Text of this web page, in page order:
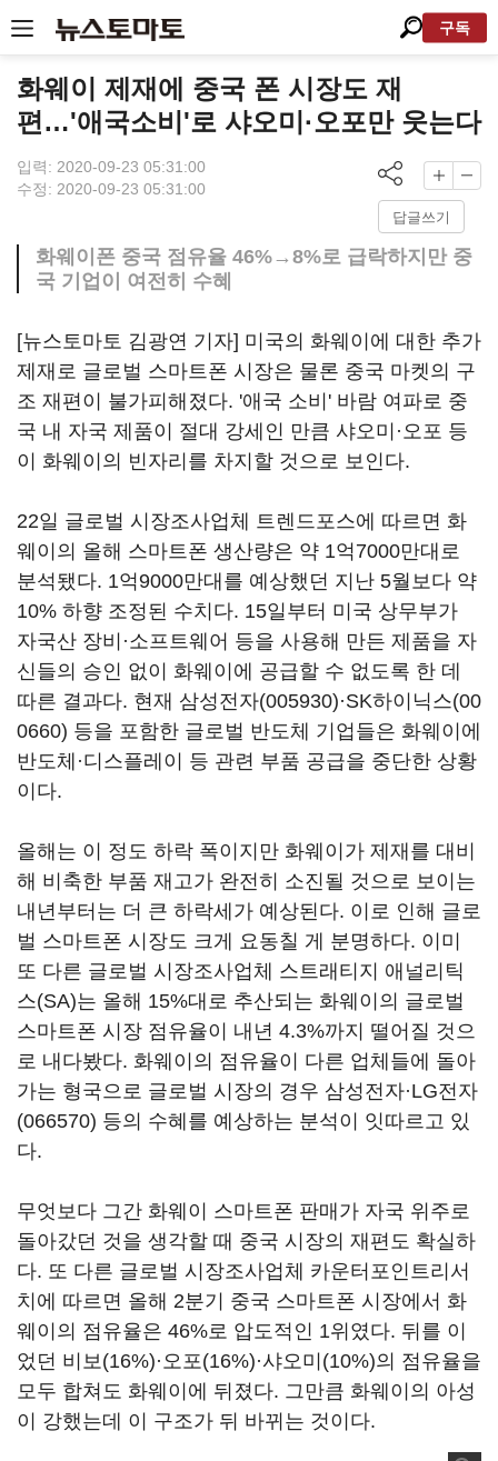
구독
화웨이 제재에 중국 폰 시장도 재
편…'애국소비'로 샤오미·오포만 웃는다
입력: 2020-09-23 05:31:00
수정: 2020-09-23 05:31:00
답글쓰기
화웨이폰 중국 점유율 46%→8%로 급락하지만 중
국 기업이 여전히 수혜
[뉴스토마토 김광연 기자] 미국의 화웨이에 대한 추가
제재로 글로벌 스마트폰 시장은 물론 중국 마켓의 구
조 재편이 불가피해졌다. '애국 소비' 바람 여파로 중
국 내 자국 제품이 절대 강세인 만큼 샤오미·오포 등
이 화웨이의 빈자리를 차지할 것으로 보인다.
22일 글로벌 시장조사업체 트렌드포스에 따르면 화
웨이의 올해 스마트폰 생산량은 약 1억7000만대로
분석됐다. 1억9000만대를 예상했던 지난 5월보다 약
10% 하향 조정된 수치다. 15일부터 미국 상무부가
자국산 장비·소프트웨어 등을 사용해 만든 제품을 자
신들의 승인 없이 화웨이에 공급할 수 없도록 한 데
따른 결과다. 현재 삼성전자(005930)·SK하이닉스(00
0660) 등을 포함한 글로벌 반도체 기업들은 화웨이에
반도체·디스플레이 등 관련 부품 공급을 중단한 상황
이다.
올해는 이 정도 하락 폭이지만 화웨이가 제재를 대비
해 비축한 부품 재고가 완전히 소진될 것으로 보이는
내년부터는 더 큰 하락세가 예상된다. 이로 인해 글로
벌 스마트폰 시장도 크게 요동칠 게 분명하다. 이미
또 다른 글로벌 시장조사업체 스트래티지 애널리틱
스(SA)는 올해 15%대로 추산되는 화웨이의 글로벌
스마트폰 시장 점유율이 내년 4.3%까지 떨어질 것으
로 내다봤다. 화웨이의 점유율이 다른 업체들에 돌아
가는 형국으로 글로벌 시장의 경우 삼성전자·LG전자
(066570) 등의 수혜를 예상하는 분석이 잇따르고 있
다.
무엇보다 그간 화웨이 스마트폰 판매가 자국 위주로
돌아갔던 것을 생각할 때 중국 시장의 재편도 확실하
다. 또 다른 글로벌 시장조사업체 카운터포인트리서
치에 따르면 올해 2분기 중국 스마트폰 시장에서 화
웨이의 점유율은 46%로 압도적인 1위였다. 뒤를 이
었던 비보(16%)·오포(16%)·샤오미(10%)의 점유율을
모두 합쳐도 화웨이에 뒤졌다. 그만큼 화웨이의 아성
이 강했는데 이 구조가 뒤 바뀌는 것이다.